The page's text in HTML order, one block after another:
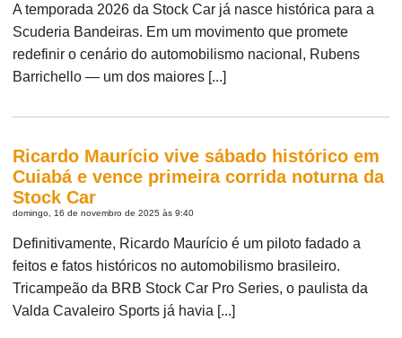
A temporada 2026 da Stock Car já nasce histórica para a
Scuderia Bandeiras. Em um movimento que promete
redefinir o cenário do automobilismo nacional, Rubens
Barrichello — um dos maiores [...]
Ricardo Maurício vive sábado histórico em
Cuiabá e vence primeira corrida noturna da
Stock Car
domingo, 16 de novembro de 2025 às 9:40
Definitivamente, Ricardo Maurício é um piloto fadado a
feitos e fatos históricos no automobilismo brasileiro.
Tricampeão da BRB Stock Car Pro Series, o paulista da
Valda Cavaleiro Sports já havia [...]